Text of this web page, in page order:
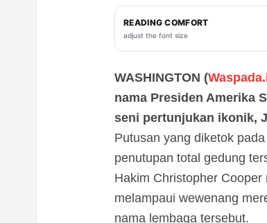
READING COMFORT
adjust the font size
WASHINGTON (
nama Presiden Amerika
seni pertunjukan ikonik,
Putusan yang diketok
penutupan total gedung
Hakim Christopher
melampaui wewenang
nama lembaga tersebut.